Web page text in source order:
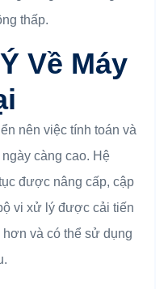
thấp.
Về Máy
nên việc tính toán và
càng cao. Hệ
được nâng cấp, cập
vi xử lý được cải tiến
và có thể sử dụng